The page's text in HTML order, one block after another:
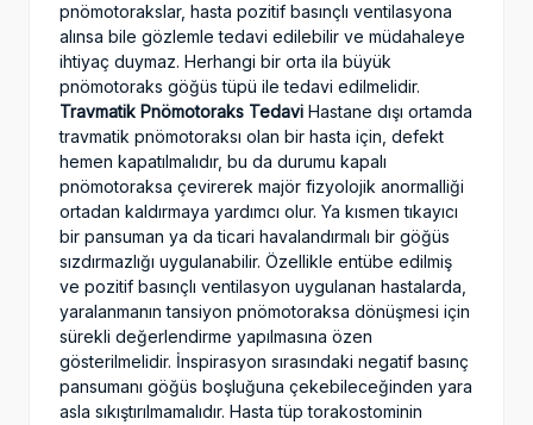
pnömotorakslar, hasta pozitif basınçlı ventilasyona
alınsa bile gözlemle tedavi edilebilir ve müdahaleye
ihtiyaç duymaz. Herhangi bir orta ila büyük
pnömotoraks göğüs tüpü ile tedavi edilmelidir.
Travmatik Pnömotoraks Tedavi Hastane dışı ortamda
travmatik pnömotoraksı olan bir hasta için, defekt
hemen kapatılmalıdır, bu da durumu kapalı
pnömotoraksa çevirerek majör fizyolojik anormalliği
ortadan kaldırmaya yardımcı olur. Ya kısmen tıkayıcı
bir pansuman ya da ticari havalandırmalı bir göğüs
sızdırmazlığı uygulanabilir. Özellikle entübe edilmiş
ve pozitif basınçlı ventilasyon uygulanan hastalarda,
yaralanmanın tansiyon pnömotoraksa dönüşmesi için
sürekli değerlendirme yapılmasına özen
gösterilmelidir. İnspirasyon sırasındaki negatif basınç
pansumanı göğüs boşluğuna çekebileceğinden yara
asla sıkıştırılmamalıdır. Hasta tüp torakostominin